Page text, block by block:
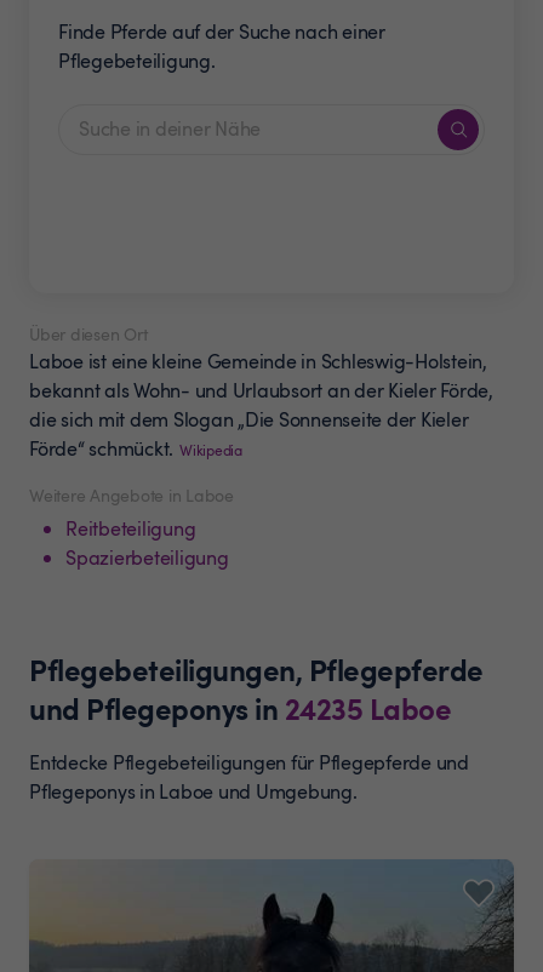
Finde Pferde auf der Suche nach einer
Pflegebeteiligung.
Weitere Angebote in Laboe
Reitbeteiligung
Spazierbeteiligung
Über diesen Ort
Laboe ist eine kleine Gemeinde in Schleswig-Holstein,
bekannt als Wohn- und Urlaubsort an der Kieler Förde,
die sich mit dem Slogan „Die Sonnenseite der Kieler
Förde“ schmückt. Wikipedia
Pflegebeteiligungen, Pflegepferde
und Pflegeponys in 24235 Laboe
Entdecke Pflegebeteiligungen für Pflegepferde und
Pflegeponys in Laboe und Umgebung.